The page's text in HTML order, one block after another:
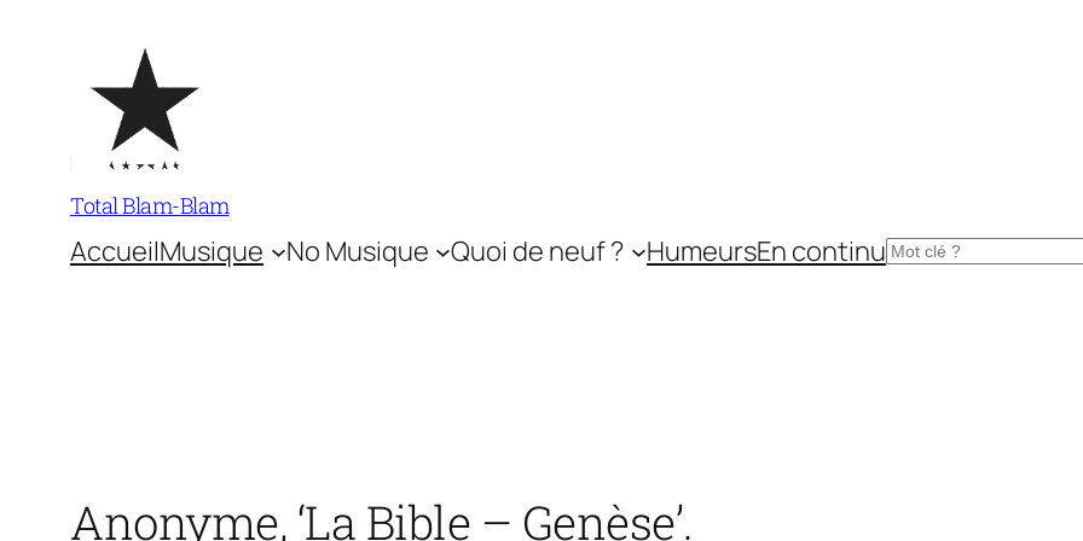
contenu
Total Blam-Blam
AccueilMusique No Musique Quoi de neuf ? HumeursEn continuRechercher
Anonyme, ‘La Bible – Genèse’.